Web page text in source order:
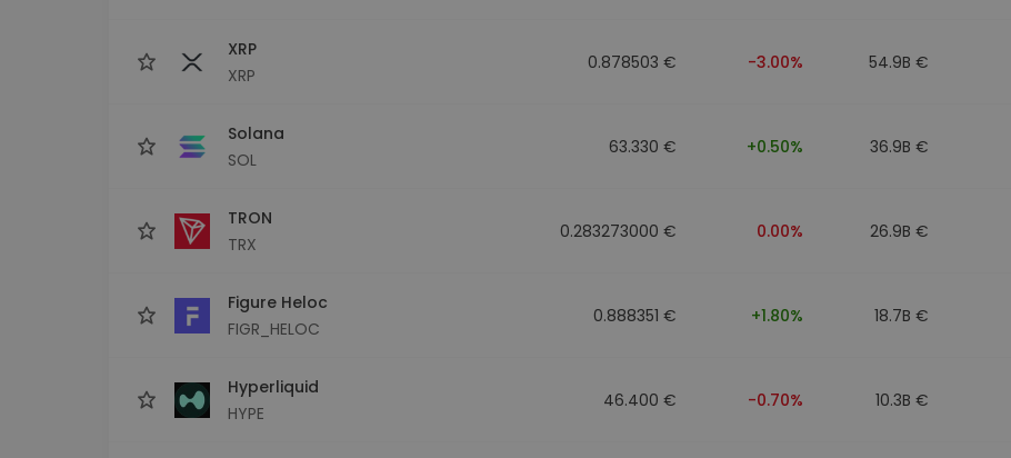
XRP
XRP
0.878503 € -3.00% 54.9B €
Solana
SOL
63.330 € +0.50% 36.9B €
TRON
TRX
0.283273000 € 0.00% 26.9B €
Figure Heloc
FIGR_HELOC
0.888351 € +1.80% 18.7B €
Hyperliquid
HYPE
46.400 € -0.70% 10.3B €